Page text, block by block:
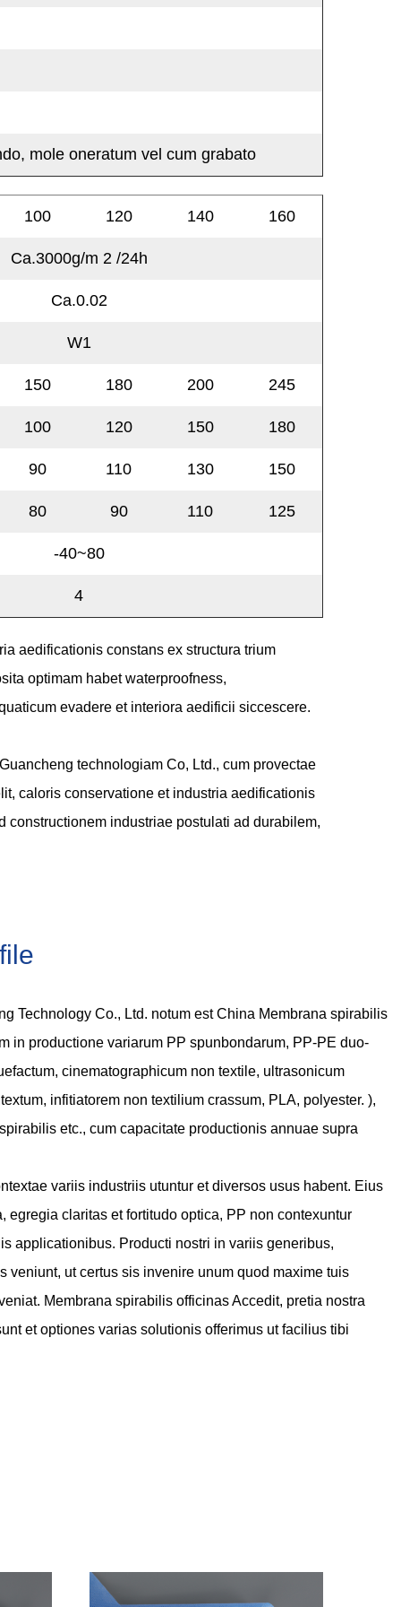
mole oneratum vel cum grabato
100 120 140 160
Ca.3000g/m 2 /24h
Ca.0.02
W1
150 180 200 245
100 120 150 180
90 110 130 150
80 90 110 125
-40~80
4
aedificationis constans ex structura trium
optimam habet waterproofness,
evadere et interiora aedificii siccescere.
technologiam Co, Ltd., cum provectae
caloris conservatione et industria aedificationis
constructionem industriae postulati ad durabilem,
Technology Co., Ltd. notum estChina Membrana spirabilis
in productione variarum PP spunbondarum, PP-PE duo-
cinematographicum non textile, ultrasonicum
infitiatorem non textilium crassum, PLA, polyester. ),
etc., cum capacitate productionis annuae supra
variis industriis utuntur et diversos usus habent. Eius
egregia claritas et fortitudo optica, PP non contexuntur
applicationibus. Producti nostri in variis generibus,
veniunt, ut certus sis invenire unum quod maxime tuis
Membrana spirabilis officinasAccedit, pretia nostra
et optiones varias solutionis offerimus ut facilius tibi